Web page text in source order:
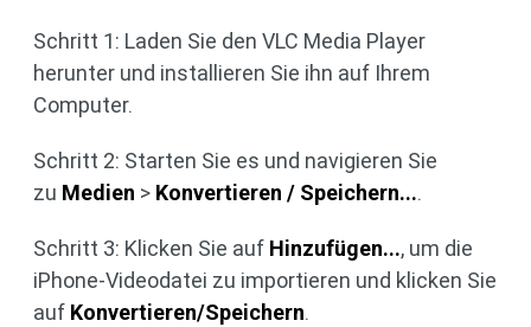
Schritt 1: Laden Sie den VLC Media Player
herunter und installieren Sie ihn auf Ihrem
Computer.
Schritt 2: Starten Sie es und navigieren Sie
zu Medien > Konvertieren / Speichern....
Schritt 3: Klicken Sie auf Hinzufügen..., um die
iPhone-Videodatei zu importieren und klicken Sie
auf Konvertieren/Speichern.